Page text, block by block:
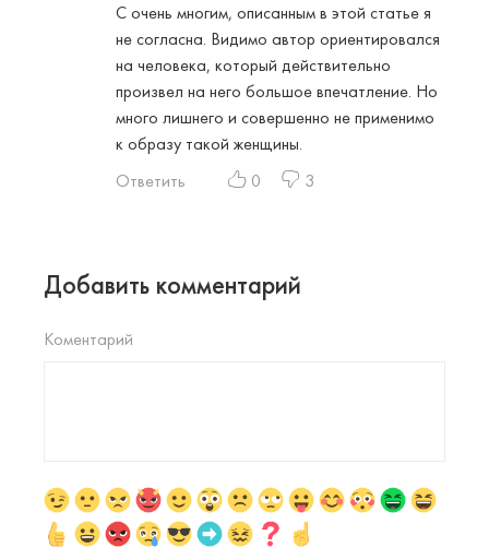
С очень многим, описанным в этой статье я
не согласна. Видимо автор ориентировался
на человека, который действительно
произвел на него большое впечатление. Но
много лишнего и совершенно не применимо
к образу такой женщины.
Ответить
0 3
Добавить комментарий
Коментарий